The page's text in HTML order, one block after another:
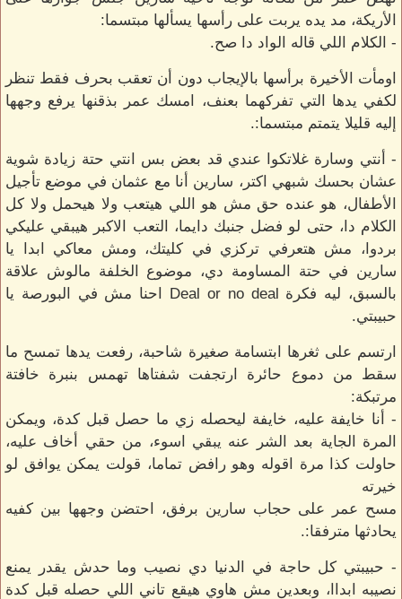
الأريكة، مد يده يربت على رأسها يسألها مبتسما:
- الكلام اللي قاله الواد دا صح.
اومأت الأخيرة برأسها بالإيجاب دون أن تعقب بحرف فقط تنظر
لكفي يدها التي تفركهما بعنف، امسك عمر بذقنها يرفع وجهها
إليه قليلا يتمتم مبتسما:.
- أنتي وسارة غلاتكوا عندي قد بعض بس انتي حتة زيادة شوية
عشان بحسك شبهي اكتر، سارين أنا مع عثمان في موضع تأجيل
الأطفال، هو عنده حق مش هو اللي هيتعب ولا هيحمل ولا كل
الكلام دا، حتى لو فضل جنبك دايما، التعب الاكبر هيبقي عليكي
بردوا، مش هتعرفي تركزي في كليتك، ومش معاكي ابدا يا
سارين في حتة المساومة دي، موضوع الخلفة مالوش علاقة
بالسبق، ليه فكرة Deal or no deal احنا مش في البورصة يا
حبيبتي.
ارتسم على ثغرها ابتسامة صغيرة شاحبة، رفعت يدها تمسح ما
سقط من دموع حائرة ارتجفت شفتاها تهمس بنبرة خافتة
مرتبكة:
- أنا خايفة عليه، خايفة ليحصله زي ما حصل قبل كدة، ويمكن
المرة الجاية بعد الشر عنه يبقي اسوء، من حقي أخاف عليه،
حاولت كذا مرة اقوله وهو رافض تماما، قولت يمكن يوافق لو
خيرته
مسح عمر على حجاب سارين برفق، احتضن وجهها بين كفيه
يحادثها مترفقا:.
- حبيبتي كل حاجة في الدنيا دي نصيب وما حدش يقدر يمنع
نصيبه ابداا، وبعدين مش هاوي هيقع تاني اللي حصله قبل كدة